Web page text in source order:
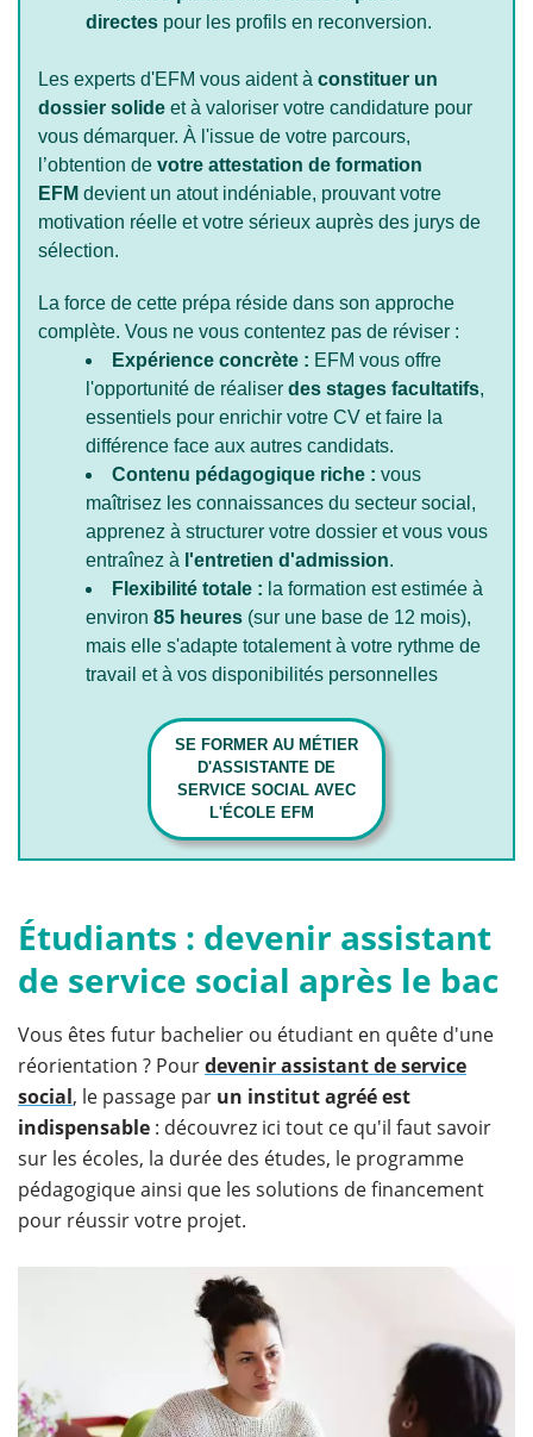
directes pour les profils en reconversion.
​Les experts d'EFM vous aident à constituer un
dossier solide et à valoriser votre candidature pour
vous démarquer. À l'issue de votre parcours,
l’obtention de votre attestation de formation
EFM devient un atout indéniable, prouvant votre
motivation réelle et votre sérieux auprès des jurys de
sélection.
La force de cette prépa réside dans son approche
complète. Vous ne vous contentez pas de réviser :
Expérience concrète : EFM vous offre
l'opportunité de réaliser des stages facultatifs,
essentiels pour enrichir votre CV et faire la
différence face aux autres candidats.
Contenu pédagogique riche : vous
maîtrisez les connaissances du secteur social,
apprenez à structurer votre dossier et vous vous
entraînez à l'entretien d'admission.
Flexibilité totale : la formation est estimée à
environ 85 heures (sur une base de 12 mois),
mais elle s'adapte totalement à votre rythme de
travail et à vos disponibilités personnelles
SE FORMER AU MÉTIER
D'ASSISTANTE DE
SERVICE SOCIAL AVEC
L'ÉCOLE EFM
Étudiants : devenir assistant
de service social après le bac
Vous êtes futur bachelier ou étudiant en quête d'une
réorientation ? Pourdevenir assistant de service
social, le passage par un institut agréé est
indispensable : découvrez ici tout ce qu'il faut savoir
sur les écoles, la durée des études, le programme
pédagogique ainsi que les solutions de financement
pour réussir votre projet.